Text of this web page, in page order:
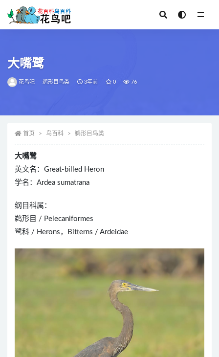
大嘴鹭
花鸟吧 鹈形目鸟类 3年前 0 76
首页 鸟百科 鹈形目鸟类
大嘴鹭
英文名：Great-billed Heron
学名：Ardea sumatrana
纲目科属：
鹈形目 / Pelecaniformes
鹭科 / Herons，Bitterns / Ardeidae